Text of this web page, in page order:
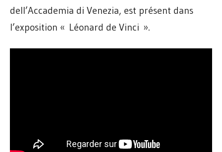
dell’Accademia di Venezia, est présent dans
l’exposition « Léonard de Vinci ».